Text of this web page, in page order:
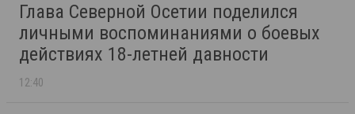
Глава Северной Осетии поделился
личными воспоминаниями о боевых
действиях 18-летней давности
12:40